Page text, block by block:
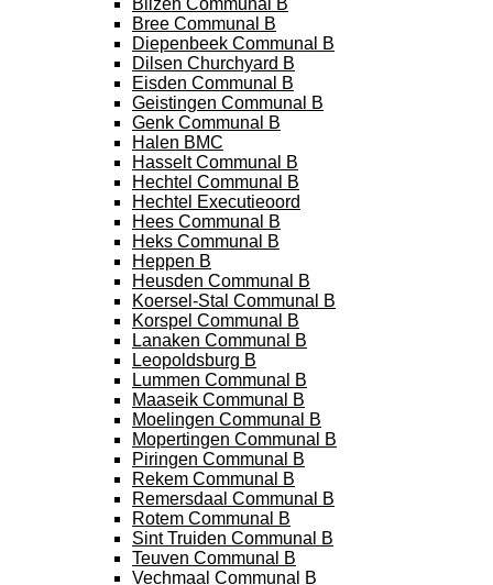
Bilzen Communal B
Bree Communal B
Diepenbeek Communal B
Dilsen Churchyard B
Eisden Communal B
Geistingen Communal B
Genk Communal B
Halen BMC
Hasselt Communal B
Hechtel Communal B
Hechtel Executieoord
Hees Communal B
Heks Communal B
Heppen B
Heusden Communal B
Koersel-Stal Communal B
Korspel Communal B
Lanaken Communal B
Leopoldsburg B
Lummen Communal B
Maaseik Communal B
Moelingen Communal B
Mopertingen Communal B
Piringen Communal B
Rekem Communal B
Remersdaal Communal B
Rotem Communal B
Sint Truiden Communal B
Teuven Communal B
Vechmaal Communal B